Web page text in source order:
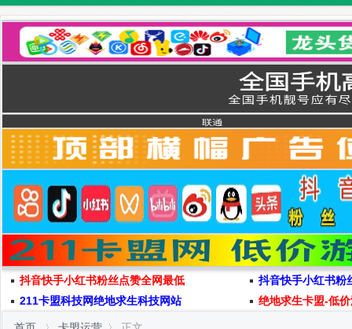
抖音快手小红书粉丝点赞全网最低
抖音快手小红书粉
211卡盟科技网绝地求生科技网站
绝地求生卡盟-低